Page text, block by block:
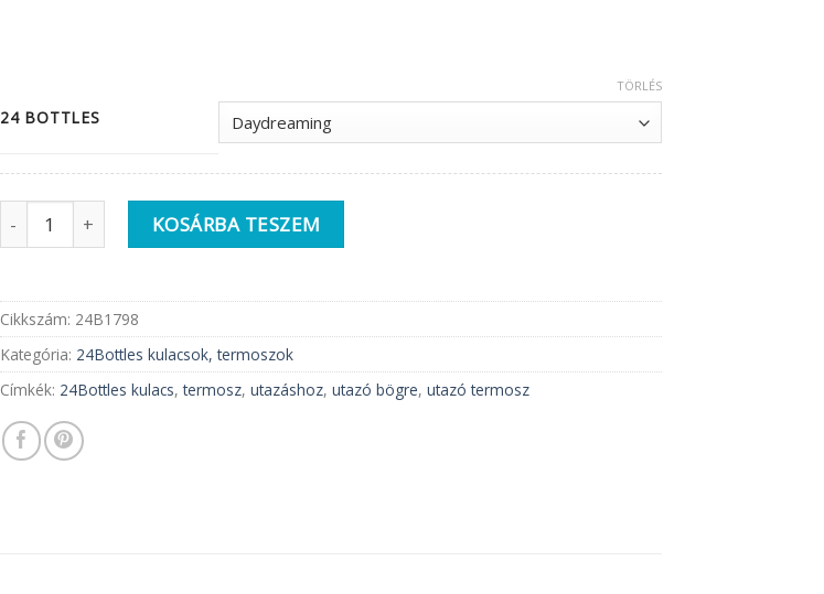
24 BOTTLES
TÖRLÉS
24BOTTLES Travel Tumbler 350ml | Rozsdamentes Acél Bögre | Több színben mennyiség
KOSÁRBA TESZEM
Cikkszám: 24B1798
Kategória: 24Bottles kulacsok, termoszok
Címkék: 24Bottles kulacs,termosz, utazáshoz, utazó bögre, utazó termosz